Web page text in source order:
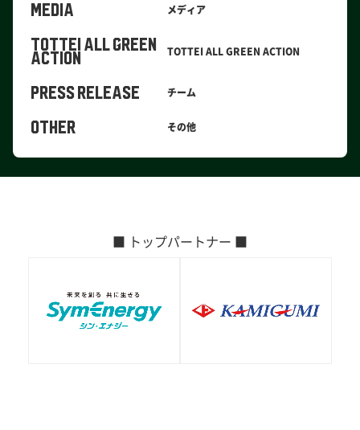
MEDIA メディア
TOTTEI ALL GREEN
ACTION TOTTEI ALL GREEN ACTION
PRESS RELEASE チーム
OTHER その他
■ トップパートナー ■